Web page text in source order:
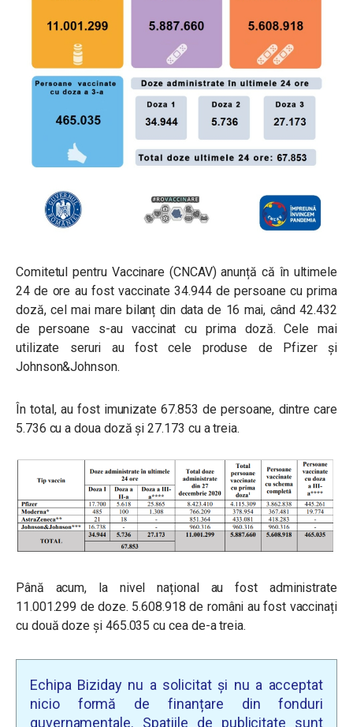
Comitetul pentru Vaccinare (CNCAV) anunță că în ultimele
24 de ore au fost vaccinate 34.944 de persoane cu prima
doză, cel mai mare bilanț din data de 16 mai, când 42.432
de persoane s-au vaccinat cu prima doză. Cele mai
utilizate seruri au fost cele produse de Pfizer și
Johnson&Johnson.
În total, au fost imunizate 67.853 de persoane, dintre care
5.736 cu a doua doză și 27.173 cu a treia.
Până acum, la nivel național au fost administrate
11.001.299 de doze. 5.608.918 de români au fost vaccinați
cu două doze și 465.035 cu cea de-a treia.
Echipa Biziday nu a solicitat și nu a acceptat
nicio formă de finanțare din fonduri
guvernamentale. Spațiile de publicitate sunt